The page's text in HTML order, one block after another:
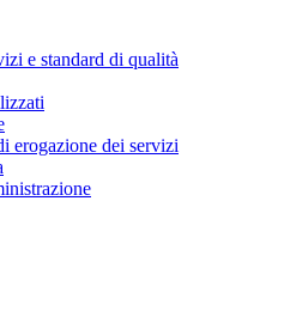
e standard di qualità
erogazione dei servizi